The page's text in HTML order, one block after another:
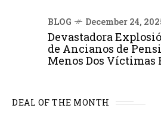
BLOG December 24,
Devastadora
de Ancianos de
Menos Dos Víctimas
DEAL OF THE MONTH